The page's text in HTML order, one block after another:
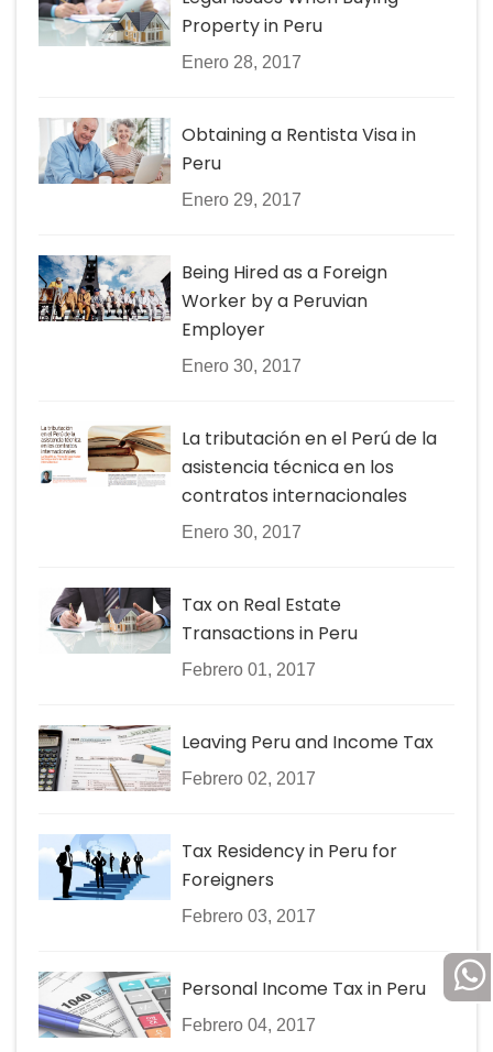
Property in Peru
Enero 28, 2017
Obtaining a Rentista Visa in
Peru
Enero 29, 2017
Being Hired as a Foreign
Worker by a Peruvian
Employer
Enero 30, 2017
La tributación en el Perú de la
asistencia técnica en los
contratos internacionales
Enero 30, 2017
Tax on Real Estate
Transactions in Peru
Febrero 01, 2017
Leaving Peru and Income Tax
Febrero 02, 2017
Tax Residency in Peru for
Foreigners
Febrero 03, 2017
Personal Income Tax in Peru
Febrero 04, 2017